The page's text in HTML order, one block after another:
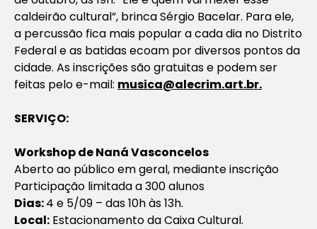
caldeirão cultural”, brinca Sérgio Bacelar. Para ele,
a percussão fica mais popular a cada dia no Distrito
Federal e as batidas ecoam por diversos pontos da
cidade. As inscrições são gratuitas e podem ser
feitas pelo e-mail: musica@alecrim.art.br.
SERVIÇO:
Workshop de Naná Vasconcelos
Aberto ao público em geral, mediante inscrição
Participação limitada a 300 alunos
Dias:4 e 5/09 – das 10h às 13h.
Local: Estacionamento da Caixa Cultural.